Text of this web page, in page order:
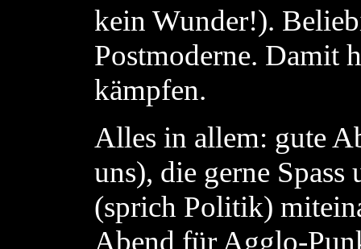
kein Wunder!).
Postmoderne. Damit
kämpfen.
Alles in allem: gute
uns), die gerne
(sprich Politik)
Abend für Agglo-